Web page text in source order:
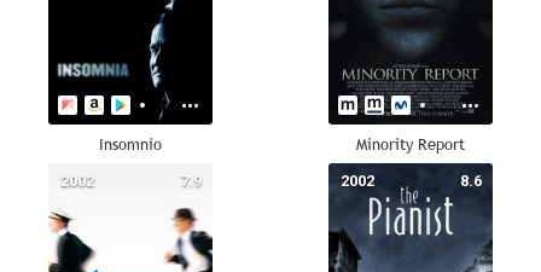
Insomnio Minority Report
7.9
2002 8.6
2002